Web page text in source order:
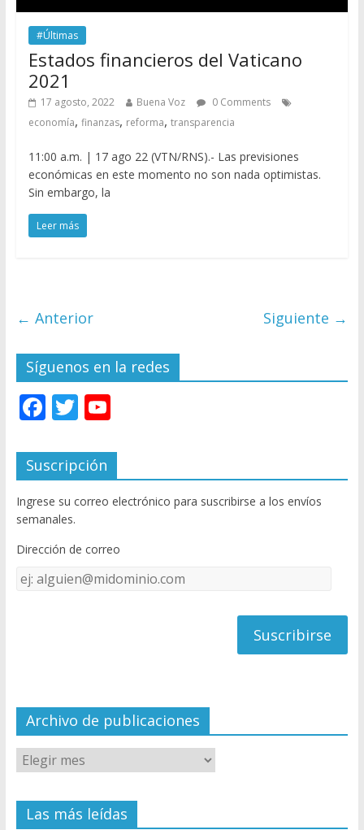
#Últimas
Estados financieros del Vaticano
2021
17 agosto, 2022 Buena Voz
0 Comments
economía, finanzas, reforma, transparencia
11:00 a.m. | 17 ago 22 (VTN/RNS).- Las previsiones
económicas en este momento no son nada optimistas.
Sin embargo, la
Leer más
← Anterior Siguiente →
Síguenos en la redes
F
e
b
o
o
k
T
itt
er
Y
u
T
u
e
C
el
Suscripción
Ingrese su correo electrónico para suscribirse a los envíos
semanales.
Dirección de correo
Dirección
de
Archivo de publicaciones
Las más leídas